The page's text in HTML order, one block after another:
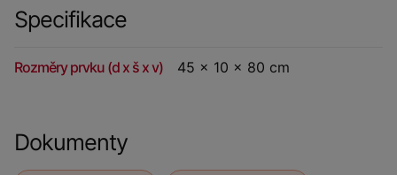
Specifikace
Rozměry prvku (d x š x v) 45 x 10 x 80 cm
Dokumenty